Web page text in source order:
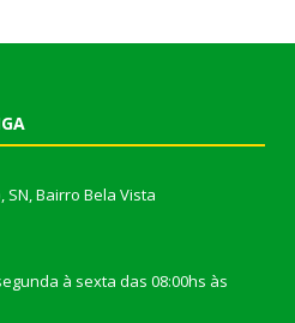
SN, Bairro Bela Vista
à sexta das 08:00hs às